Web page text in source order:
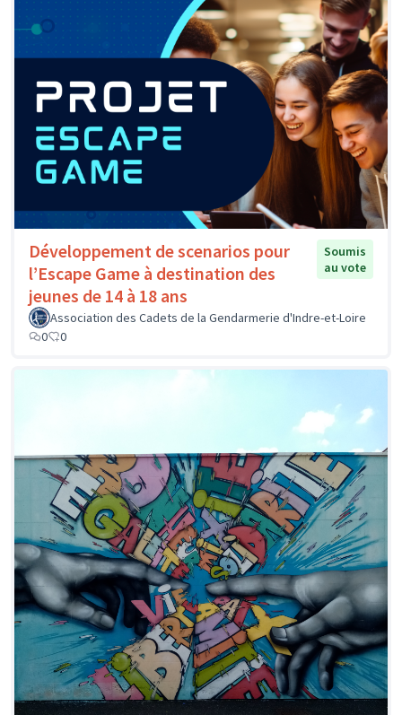
Développement de scenarios pour
l’Escape Game à destination des
jeunes de 14 à 18 ans
Soumis
au vote
Association des Cadets de la Gendarmerie d'Indre-et-Loire
0
0